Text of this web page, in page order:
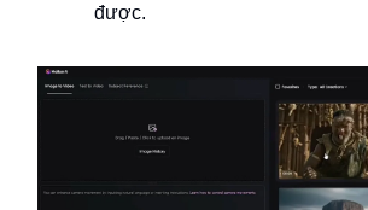
được.